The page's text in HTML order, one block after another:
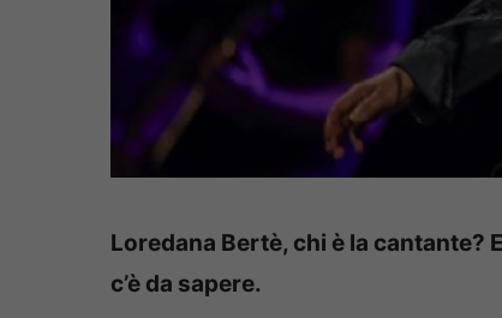
Loredana Bertè, chi è la
c’è da sapere.